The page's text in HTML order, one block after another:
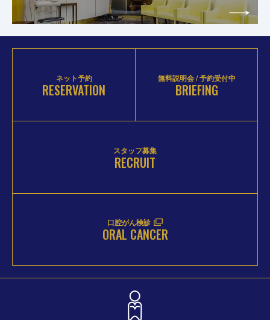
ネット予約
RESERVATION
無料説明会 / 予約受付中
BRIEFING
スタッフ募集
RECRUIT
口腔がん検診
ORAL CANCER